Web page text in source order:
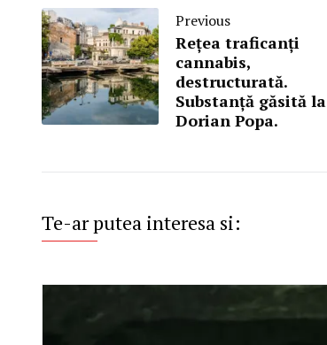
Previous
Reţea traficanţi
cannabis,
destructurată.
Substanță găsită la
Dorian Popa.
Te-ar putea interesa si: